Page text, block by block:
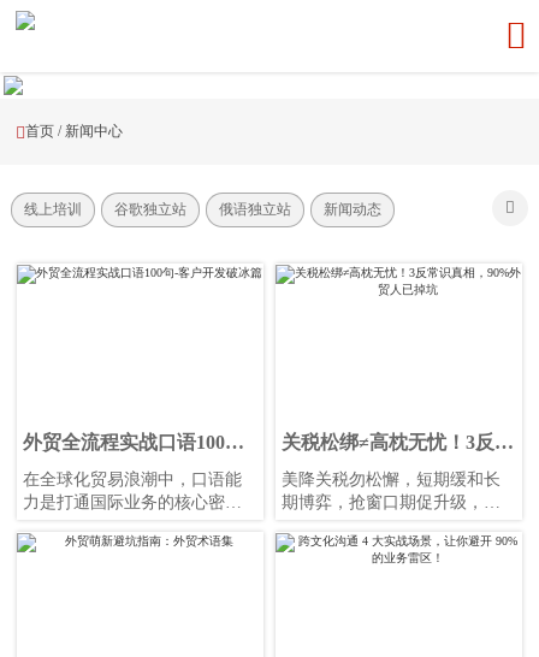

首页 / 新闻中心
线上培训 谷歌独立站 俄语独立站 新闻动态 
外贸全流程实战口语100句-
客户开发破冰篇​
在全球化贸易浪潮中，口语能
力是打通国际业务的核心密
通壁垒，特别策划「分阶段实
关税松绑≠高枕无忧！3反常
识真相，90%外贸人已掉坑
美降关税勿松懈，短期缓和长
期博弈，抢窗口期促升级，链